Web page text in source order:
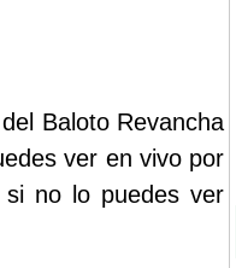
Baloto Revancha
ver en vivo por
no lo puedes ver